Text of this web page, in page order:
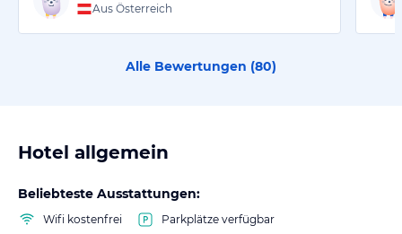
Aus Österreich
Alle Bewertungen (80)
Hotel allgemein
Beliebteste Ausstattungen:
Wifi kostenfrei Parkplätze verfügbar